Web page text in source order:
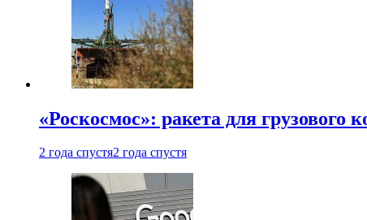
«Роскосмос»: ракета для
2 года спустя2 года спустя